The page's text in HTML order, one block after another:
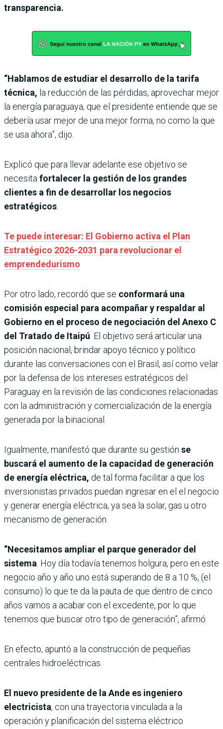
transparencia.
“Hablamos de estudiar el desarrollo de la tarifa
técnica, la reducción de las pérdidas, aprovechar mejor
la energía paraguaya, que el presidente entiende que se
debería usar mejor de una mejor forma, no como la que
se usa ahora”, dijo.
Explicó que para llevar adelante ese objetivo se
necesitafortalecer la gestión de los grandes
clientes a fin de desarrollar los negocios
estratégicos.
Te puede interesar: El Gobierno activa el Plan
Estratégico 2026-2031 para revolucionar el
emprendedurismo
Por otro lado, recordó que se conformará una
comisión especial para acompañar y respaldar al
Gobierno en el proceso de negociación del Anexo C
del Tratado de Itaipú. El objetivo será articular una
posición nacional, brindar apoyo técnico y político
durante las conversaciones con el Brasil, así como velar
por la defensa de los intereses estratégicos del
Paraguay en la revisión de las condiciones relacionadas
con la administración y comercialización de la energía
generada por la binacional.
Igualmente, manifestó que durante su gestión se
buscará el aumento de la capacidad de generación
de energía eléctrica, de tal forma facilitar a que los
inversionistas privados puedan ingresar en el el negocio
y generar energía eléctrica, ya sea la solar, gas u otro
mecanismo de generación.
“Necesitamos ampliar el parque generador del
sistema. Hoy día todavía tenemos holgura, pero en este
negocio año y año uno está superando de 8 a 10 %, (el
consumo) lo que te da la pauta de que dentro de cinco
años vamos a acabar con el excedente, por lo que
tenemos que buscar otro tipo de generación”, afirmó.
En efecto, apuntó a la construcción de pequeñas
centrales hidroeléctricas.
El nuevo presidente de la Ande es ingeniero
electricista, con una trayectoria vinculada a la
operación y planificación del sistema eléctrico